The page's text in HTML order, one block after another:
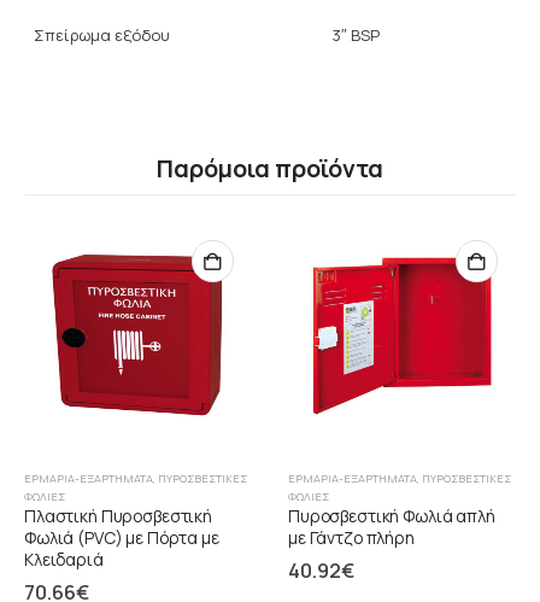
Σπείρωμα εξόδου 3″ BSP
Παρόμοια προϊόντα
ΕΡΜΆΡΙΑ-ΕΞΑΡΤΉΜΑΤΑ, ΠΥΡΟΣΒΕΣΤΙΚΈΣ
ΦΩΛΙΈΣ
Πλαστική Πυροσβεστική
Φωλιά (PVC) με Πόρτα με
Κλειδαριά
70.66€
ΕΡΜΆΡΙΑ-ΕΞΑΡΤΉΜΑΤΑ, ΠΥΡΟΣΒΕΣΤΙΚΈΣ
ΦΩΛΙΈΣ
Πυροσβεστική Φωλιά απλή
με Γάντζο πλήρη
40.92€